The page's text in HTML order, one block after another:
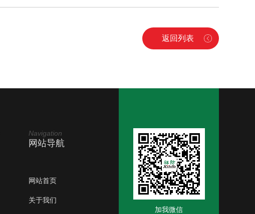
返回列表
加我微信
Navigation
网站导航
网站首页
关于我们